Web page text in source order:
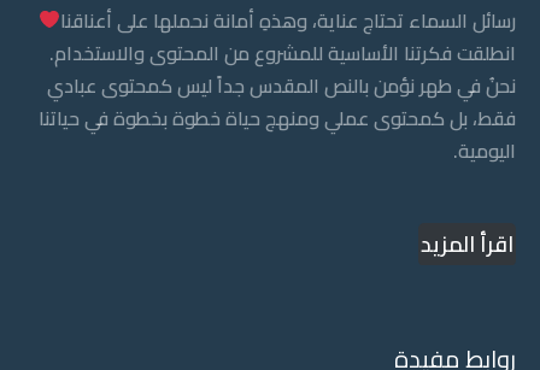
رسائل السماء تحتاج عناية، وهذهِ أمانة نحملها على أعناقنا
انطلقت فكرتنا الأساسية للمشروع من المحتوى والاستخدام.
نحنُ في طهر نؤمن بالنص المقدس جداً ليس كمحتوى عبادي
فقط، بل كمحتوى عملي ومنهج حياة خطوة بخطوة في حياتنا
اليومية.
اقرأ المزيد
روابط مفيدة